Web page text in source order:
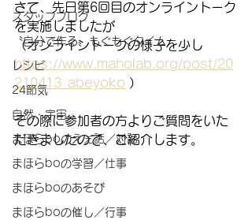
スタッフブログ
〝自分で作る〟もぐもぐタイム
レシピ
24節気
自然・宇宙
まほらboのえぇ話／対話
まほらboの学習／仕事
まほらboのあそび
まほらboの催し／行事
さて、先日第6回目のオンライントーク
を実施しましたが
（オンライントークの様子を少し
https://www.maholab.org/post/20
210413_abeyoko ）
その際に参加者の方よりご質問をいた
だきましたので、ご紹介します。